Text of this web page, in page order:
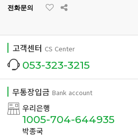
전화문의
고객센터 CS Center
053-323-3215
무통장입금 Bank account
우리은행
1005-704-644935
박종국